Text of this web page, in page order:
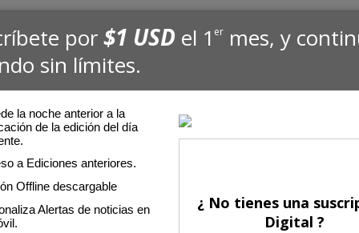
por$1 USD el 1er mes, y
sin límites.
la noche anterior a la
de la edición del día
a Ediciones anteriores.
Offline descargable
Alertas de noticias en
¿ No tienes una
Digital ?
distinguido tardíamente... Ahora la deuda parece estar
Lu